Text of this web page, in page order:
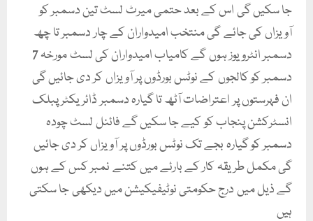
جا سکیں گی اس کے بعد حتمی میرٹ لسٹ تین دسمبر کو
آویزاں کی جائے گی منتخب امیدواران کے چار دسمبر تا چھ
دسمبر انٹرویوز ہوں گے کامیاب امیدواران کی لسٹ مورخہ 7
دسمبر کو کالجوں کے نوٹس بورڈوں پر آویزاں کر دی جائیں گی
ان فہرستوں پر اعتراضات آٹھ تا گیارہ دسمبر ڈائریکٹر پبلک
انسٹرکشن پنجاب کو کیے جا سکیں گے فائنل لسٹ چودہ
دسمبر کو گیارہ بجے تک نوٹس بورڈوں پر آویزاں کر دی جائیں
گی مکمل طریقہ کار کے بارئے میں کتنے نمبر کس کے ہوں
گے ذیل میں درج حکومتی نوٹیفیکیشن میں دیکھی جا سکتی
ہیں